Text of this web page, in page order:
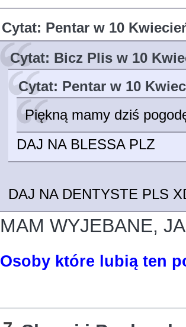
Cytat: Pentar w 10
Cytat: Bicz Plis w 10
Cytat: Pentar w 10
Piękną mamy dziś
DAJ NA BLESSA PLZ
DAJ NA DENTYSTE PLS
MAM WYJEBANE,
Osoby które lubią ten